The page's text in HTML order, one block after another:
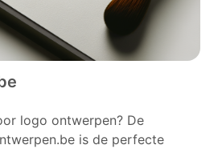
logo ontwerpen? De
is de perfecte